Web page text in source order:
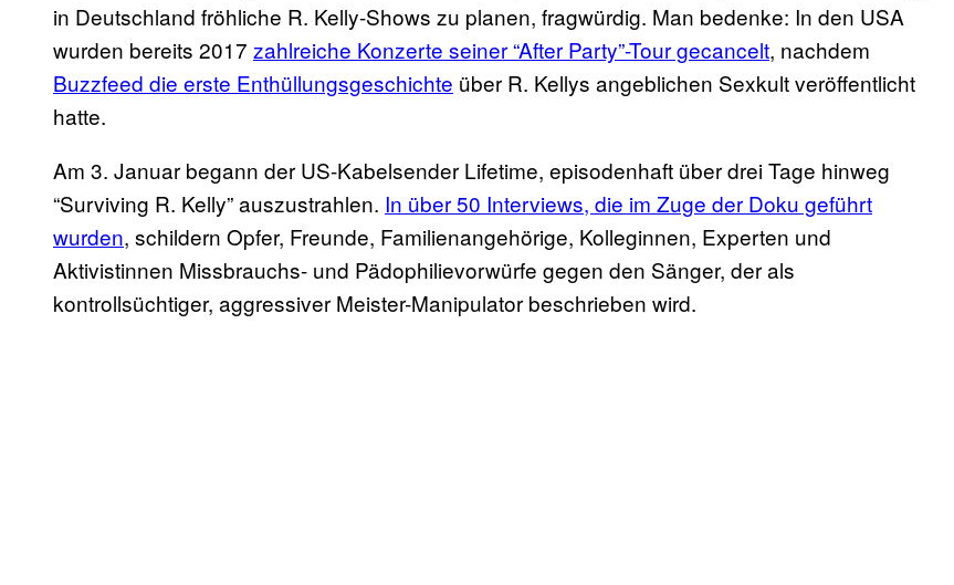
in Deutschland fröhliche R. Kelly-Shows zu planen, fragwürdig. Man bedenke: In den USA
wurden bereits 2017 zahlreiche Konzerte seiner “After Party”-Tour gecancelt, nachdem
Buzzfeed die erste Enthüllungsgeschichte über R. Kellys angeblichen Sexkult veröffentlicht
hatte.
Am 3. Januar begann der US-Kabelsender Lifetime, episodenhaft über drei Tage hinweg
“Surviving R. Kelly” auszustrahlen. In über 50 Interviews, die im Zuge der Doku geführt
wurden, schildern Opfer, Freunde, Familienangehörige, Kolleginnen, Experten und
Aktivistinnen Missbrauchs- und Pädophilievorwürfe gegen den Sänger, der als
kontrollsüchtiger, aggressiver Meister-Manipulator beschrieben wird.